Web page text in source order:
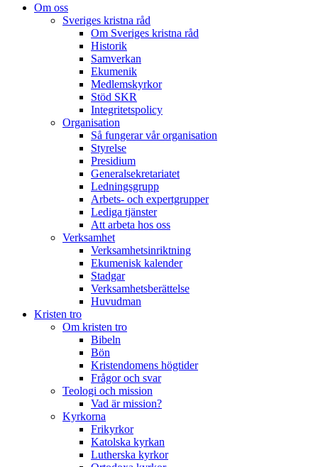
Om oss
Sveriges kristna råd
Om Sveriges kristna råd
Historik
Samverkan
Ekumenik
Medlemskyrkor
Stöd SKR
Integritetspolicy
Organisation
Så fungerar vår organisation
Styrelse
Presidium
Generalsekretariatet
Ledningsgrupp
Arbets- och expertgrupper
Lediga tjänster
Att arbeta hos oss
Verksamhet
Verksamhetsinriktning
Ekumenisk kalender
Stadgar
Verksamhetsberättelse
Huvudman
Kristen tro
Om kristen tro
Bibeln
Bön
Kristendomens högtider
Frågor och svar
Teologi och mission
Vad är mission?
Kyrkorna
Frikyrkor
Katolska kyrkan
Lutherska kyrkor